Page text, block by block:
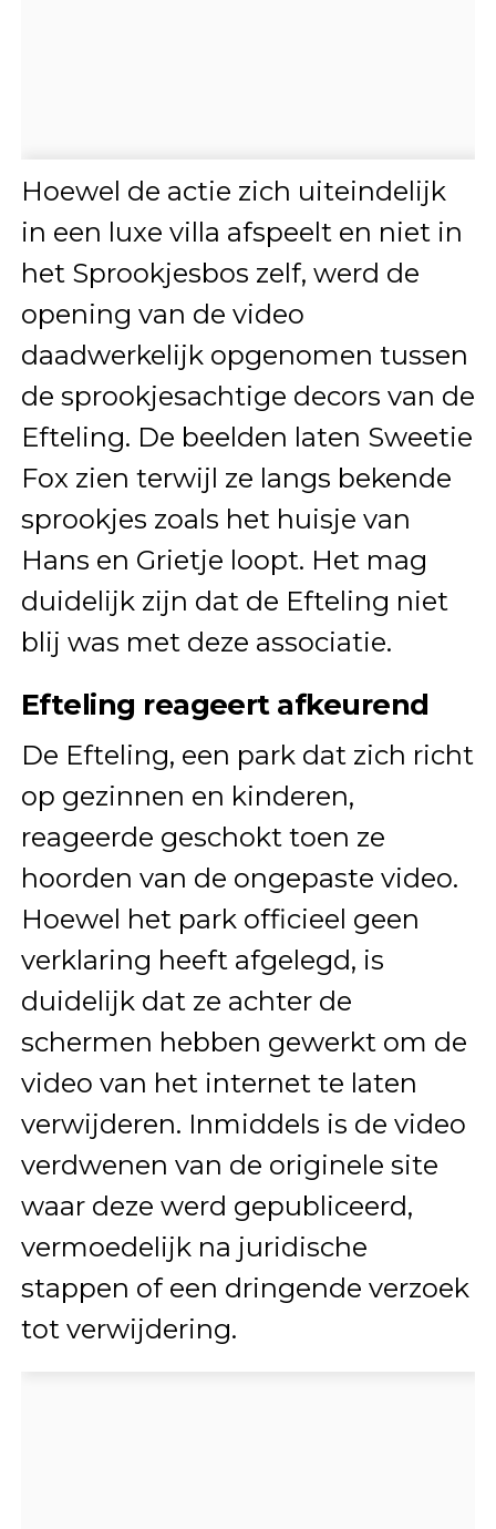
Hoewel de actie zich uiteindelijk
in een luxe villa afspeelt en niet in
het Sprookjesbos zelf, werd de
opening van de video
daadwerkelijk opgenomen tussen
de sprookjesachtige decors van de
Efteling. De beelden laten Sweetie
Fox zien terwijl ze langs bekende
sprookjes zoals het huisje van
Hans en Grietje loopt. Het mag
duidelijk zijn dat de Efteling niet
blij was met deze associatie.
Efteling reageert afkeurend
De Efteling, een park dat zich richt
op gezinnen en kinderen,
reageerde geschokt toen ze
hoorden van de ongepaste video.
Hoewel het park officieel geen
verklaring heeft afgelegd, is
duidelijk dat ze achter de
schermen hebben gewerkt om de
video van het internet te laten
verwijderen. Inmiddels is de video
verdwenen van de originele site
waar deze werd gepubliceerd,
vermoedelijk na juridische
stappen of een dringende verzoek
tot verwijdering.